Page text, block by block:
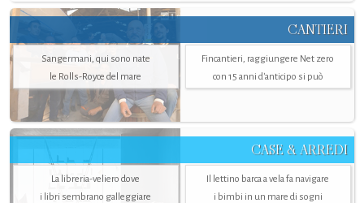
CANTIERI
Sangermani, qui sono nate
le Rolls-Royce del mare
Fincantieri, raggiungere Net zero
con 15 anni d'anticipo si può
CASE & ARREDI
La libreria-veliero dove
i libri sembrano galleggiare
Il lettino barca a vela fa navigare
i bimbi in un mare di sogni